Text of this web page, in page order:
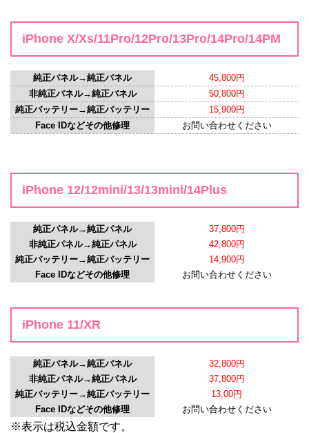
iPhone X/Xs/11Pro/12Pro/13Pro/14Pro/14PM
純正パネル→純正パネル
45,800円
非純正パネル→純正パネル
50,800円
純正バッテリー→純正バッテリー
15,900円
Face IDなどその他修理
お問い合わせください
iPhone 12/12mini/13/13mini/14Plus
純正パネル→純正パネル
37,800円
非純正パネル→純正パネル
42,800円
純正バッテリー→純正バッテリー
14,900円
Face IDなどその他修理
お問い合わせください
iPhone 11/XR
純正パネル→純正パネル
32,800円
非純正パネル→純正パネル
37,800円
純正バッテリー→純正バッテリー
13,00円
Face IDなどその他修理
お問い合わせください
※表示は税込金額です。